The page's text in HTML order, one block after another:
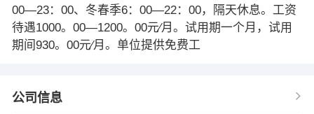
00—23：00、冬春季6：00—22：00，隔天休息。工资
待遇1000。00—1200。00元∕月。试用期一个月，试用
期间930。00元∕月。单位提供免费工
公司信息